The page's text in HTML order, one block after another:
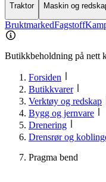
Traktor Maskin og
BruktmarkedFagstoff
Butikkbeholdning på nett
Forsiden
Butikkvarer
Verktøy og redskap
Bygg og jernvare
Drenering
Drensrør og
Pragma bend